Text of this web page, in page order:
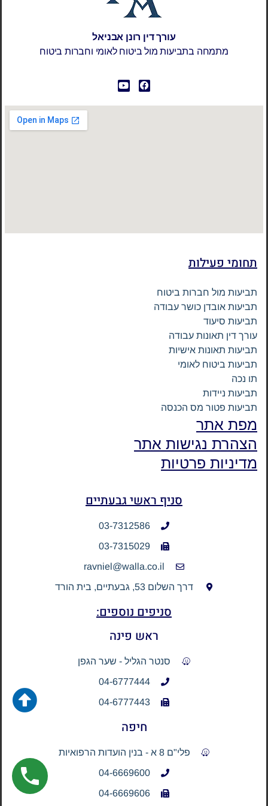
עורך דין רונן אבניאל
מתמחה בתביעות מול ביטוח לאומי וחברות ביטוח
תחומי פעילות
תביעות מול חברות ביטוח
תביעות אובדן כושר עבודה
תביעות סיעוד
עורך דין תאונות עבודה
תביעות תאונות אישיות
תביעות ביטוח לאומי
תו נכה
תביעות ניידות
תביעות פטור מס הכנסה
מפת אתר
הצהרת נגישות אתר
מדיניות פרטיות
סניף ראשי גבעתיים
03-7312586
03-7315029
ravniel@walla.co.il
דרך השלום 53, גבעתיים, בית הורד
סניפים נוספים:
ראש פינה
סנטר הגליל - שער הגפן
04-6777444
04-6777443
חיפה
פלי"ם 8 א - בנין הועדות הרפואיות
04-6669600
04-6669606